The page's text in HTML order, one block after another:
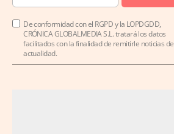
De conformidad con el RGPD y la LOPDGDD,
CRÓNICA GLOBALMEDIA S.L. tratará los datos
facilitados con la finalidad de remitirle noticias de
actualidad.